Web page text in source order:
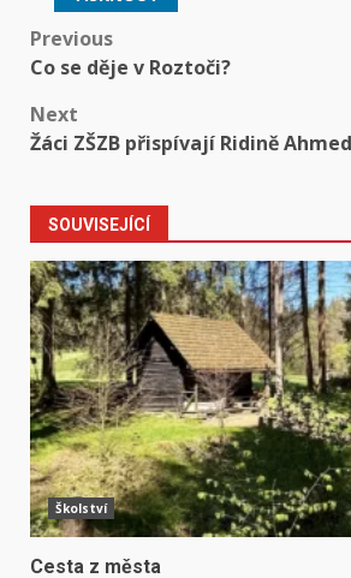
Post
navigation
Previous
Co se děje v Roztoči?
Next
Žáci ZŠZB přispívají Ridině
SOUVISEJÍCÍ
Školství
Cesta z města